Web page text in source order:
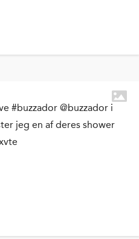
#buzzador @buzzador i
jeg en af deres shower